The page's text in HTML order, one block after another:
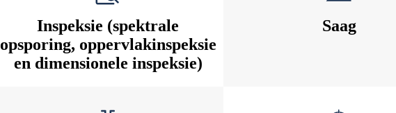
Inspeksie (spektrale
opsporing, oppervlakinspeksie
en dimensionele inspeksie)
Saag